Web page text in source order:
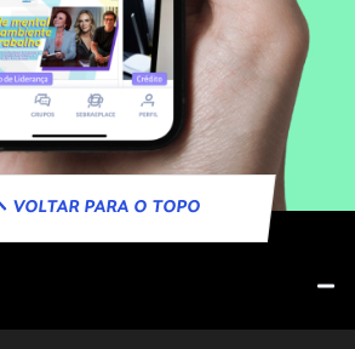
VOLTAR PARA O TOPO